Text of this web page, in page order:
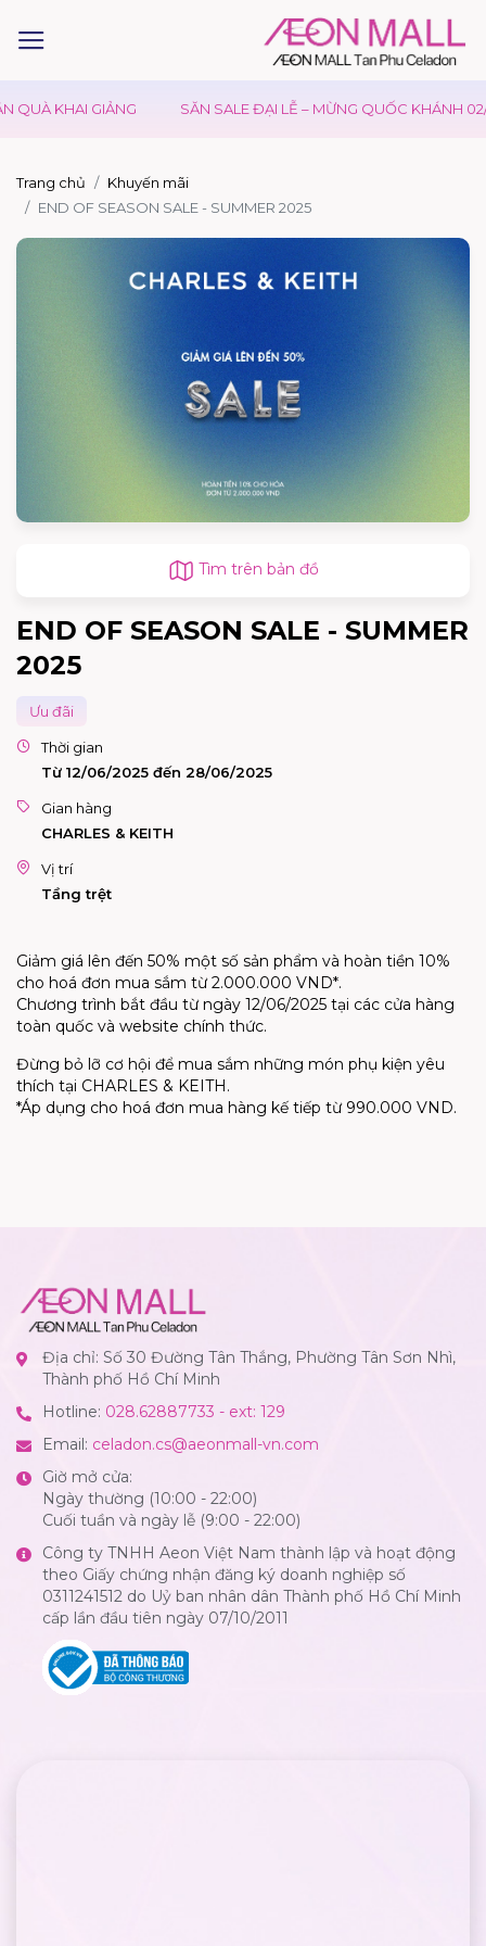
KHAI GIẢNG SĂN SALE ĐẠI LỄ – MỪNG QUỐC KHÁNH 02/
Trang chủ
Khuyến mãi
END OF SEASON SALE - SUMMER 2025
Tìm trên bản đồ
END OF SEASON SALE - SUMMER
2025
Ưu đãi
Thời gian
Từ 12/06/2025 đến 28/06/2025
Gian hàng
CHARLES & KEITH
Vị trí
Tầng trệt
Giảm giá lên đến 50% một số sản phẩm và hoàn tiền 10%
cho hoá đơn mua sắm từ 2.000.000 VND*.
Chương trình bắt đầu từ ngày 12/06/2025 tại các cửa hàng
toàn quốc và website chính thức.
Đừng bỏ lỡ cơ hội để mua sắm những món phụ kiện yêu
thích tại CHARLES & KEITH.
*Áp dụng cho hoá đơn mua hàng kế tiếp từ 990.000 VND.
Địa chỉ: Số 30 Đường Tân Thắng, Phường Tân Sơn Nhì,
Thành phố Hồ Chí Minh
Hotline: 028.62887733 - ext: 129
Email: celadon.cs@aeonmall-vn.com
Giờ mở cửa:
Ngày thường (10:00 - 22:00)
Cuối tuần và ngày lễ (9:00 - 22:00)
Công ty TNHH Aeon Việt Nam thành lập và hoạt động
theo Giấy chứng nhận đăng ký doanh nghiệp số
0311241512 do Uỷ ban nhân dân Thành phố Hồ Chí Minh
cấp lần đầu tiên ngày 07/10/2011